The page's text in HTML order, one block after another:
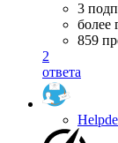
3
более
859
2
ответа